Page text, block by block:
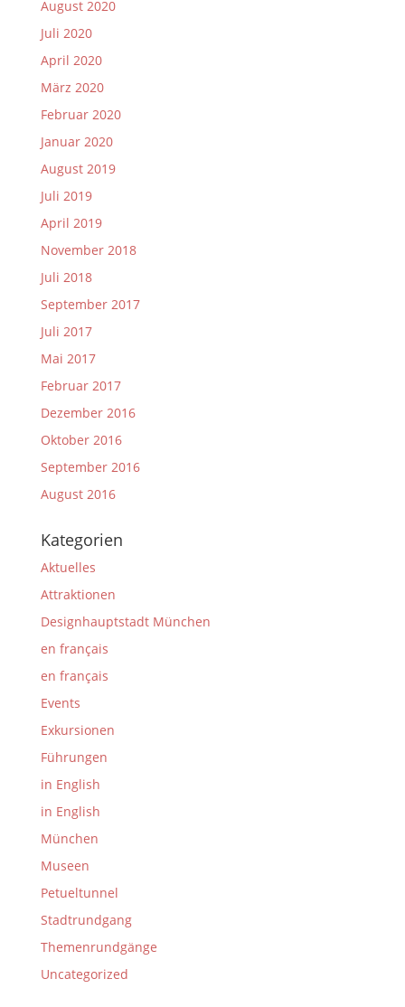
August 2020
Juli 2020
April 2020
März 2020
Februar 2020
Januar 2020
August 2019
Juli 2019
April 2019
November 2018
Juli 2018
September 2017
Juli 2017
Mai 2017
Februar 2017
Dezember 2016
Oktober 2016
September 2016
August 2016
Kategorien
Aktuelles
Attraktionen
Designhauptstadt München
en français
en français
Events
Exkursionen
Führungen
in English
in English
München
Museen
Petueltunnel
Stadtrundgang
Themenrundgänge
Uncategorized